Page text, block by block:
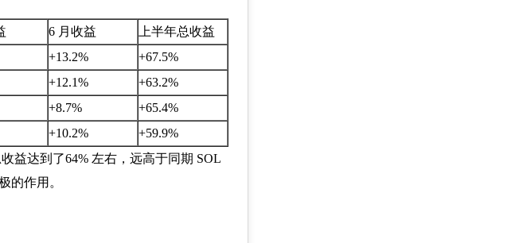
6 月收益
上半年总收益
+13.2%
+67.5%
+12.1%
+63.2%
+8.7%
+65.4%
+10.2%
+59.9%
益达到了64% 左右，远高于同期 SOL
的作用。